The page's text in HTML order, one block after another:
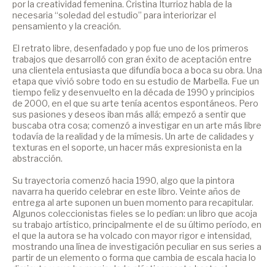
por la creatividad femenina. Cristina Iturrioz habla de la
necesaria “soledad del estudio” para interiorizar el
pensamiento y la creación.
El retrato libre, desenfadado y pop fue uno de los primeros
trabajos que desarrolló con gran éxito de aceptación entre
una clientela entusiasta que difundía boca a boca su obra. Una
etapa que vivió sobre todo en su estudio de Marbella. Fue un
tiempo feliz y desenvuelto en la década de 1990 y principios
de 2000, en el que su arte tenía acentos espontáneos. Pero
sus pasiones y deseos iban más allá; empezó a sentir que
buscaba otra cosa; comenzó a investigar en un arte más libre
todavía de la realidad y de la mímesis. Un arte de calidades y
texturas en el soporte, un hacer más expresionista en la
abstracción.
Su trayectoria comenzó hacia 1990, algo que la pintora
navarra ha querido celebrar en este libro. Veinte años de
entrega al arte suponen un buen momento para recapitular.
Algunos coleccionistas fieles se lo pedían: un libro que acoja
su trabajo artístico, principalmente el de su último período, en
el que la autora se ha volcado con mayor rigor e intensidad,
mostrando una línea de investigación peculiar en sus series a
partir de un elemento o forma que cambia de escala hacia lo